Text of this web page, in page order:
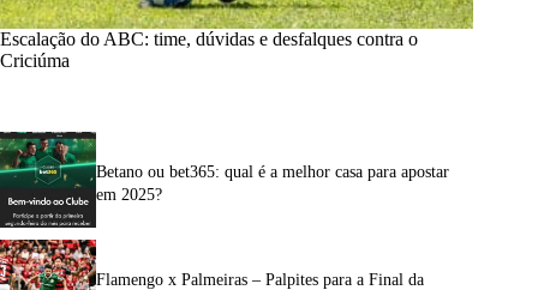
Escalação do ABC: time, dúvidas e desfalques contra o
Criciúma
Betano ou bet365: qual é a melhor casa para apostar
em 2025?
Flamengo x Palmeiras – Palpites para a Final da